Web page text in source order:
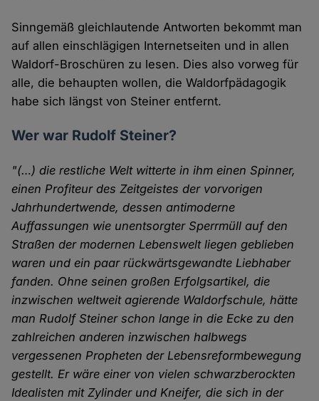
Sinngemäß gleichlautende Antworten bekommt man
auf allen einschlägigen Internetseiten und in allen
Waldorf-Broschüren zu lesen. Dies also vorweg für
alle, die behaupten wollen, die Waldorfpädagogik
habe sich längst von Steiner entfernt.
Wer war Rudolf Steiner?
"(…) die restliche Welt witterte in ihm einen Spinner,
einen Profiteur des Zeitgeistes der vorvorigen
Jahrhundertwende, dessen antimoderne
Auffassungen wie unentsorgter Sperrmüll auf den
Straßen der modernen Lebenswelt liegen geblieben
waren und ein paar rückwärtsgewandte Liebhaber
fanden. Ohne seinen großen Erfolgsartikel, die
inzwischen weltweit agierende Waldorfschule, hätte
man Rudolf Steiner schon lange in die Ecke zu den
zahlreichen anderen inzwischen halbwegs
vergessenen Propheten der Lebensreformbewegung
gestellt. Er wäre einer von vielen schwarzberockten
Idealisten mit Zylinder und Kneifer, die sich in der